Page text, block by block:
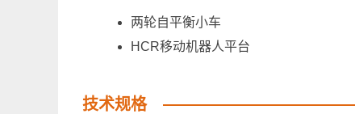
两轮自平衡小车
HCR移动机器人平台
技术规格